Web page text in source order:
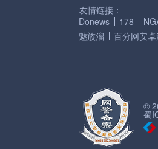
友情链接：
Donews
178
魅族溜
百分网安
©
蜀